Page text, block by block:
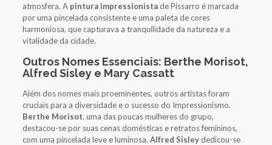
atmosfera. A pintura impressionistade Pissarro é marcada
por uma pincelada consistente e uma paleta de cores
harmoniosa, que capturava a tranquilidade da natureza e a
vitalidade da cidade.
Outros Nomes Essenciais: Berthe Morisot,
Alfred Sisley e Mary Cassatt
Além dos nomes mais proeminentes, outros artistas foram
cruciais para a diversidade e o sucesso do Impressionismo.
Berthe Morisot, uma das poucas mulheres do grupo,
destacou-se por suas cenas domésticas e retratos femininos,
com uma pincelada leve e luminosa. Alfred Sisleydedicou-se